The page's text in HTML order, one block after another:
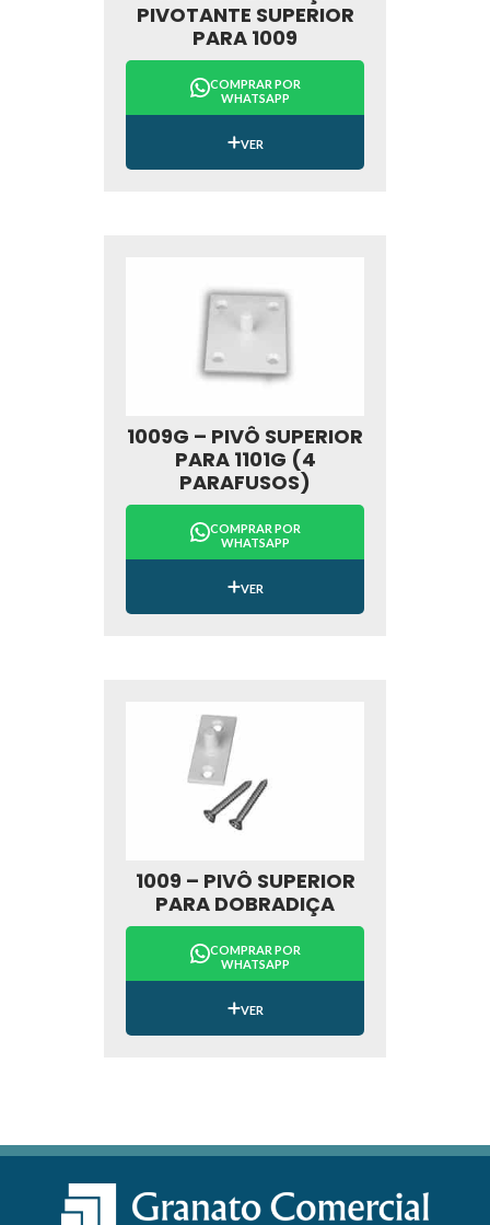
PIVOTANTE SUPERIOR
PARA 1009
COMPRAR POR
WHATSAPP
VER
1009G – PIVÔ SUPERIOR
PARA 1101G (4
PARAFUSOS)
COMPRAR POR
WHATSAPP
VER
1009 – PIVÔ SUPERIOR
PARA DOBRADIÇA
COMPRAR POR
WHATSAPP
VER